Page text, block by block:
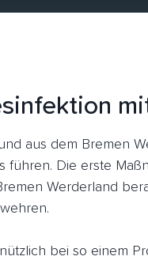
aus dem Bremen
führen. Die erste
Werderland
bei so einem